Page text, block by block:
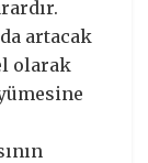
artacak
olarak